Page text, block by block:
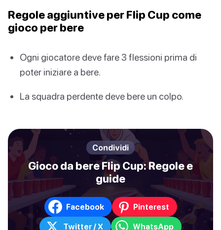
Regole aggiuntive per Flip Cup come
gioco per bere
Ogni giocatore deve fare 3 flessioni prima di
poter iniziare a bere.
La squadra perdente deve bere un colpo.
Condividi
Gioco da bere Flip Cup: Regole e
guide
Facebook Pinterest
Twitter / X WhatsApp